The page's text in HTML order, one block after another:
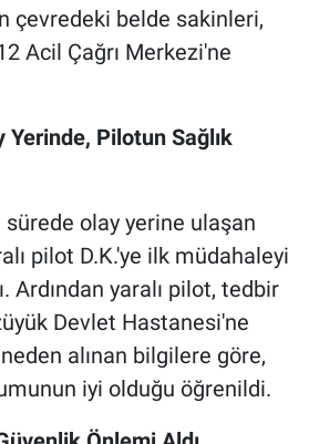
çevredeki belde sakinleri,
Acil Çağrı Merkezi'ne
Pilotun Sağlık
sürede olay yerine ulaşan
pilot D.K.'ye ilk müdahaleyi
Ardından yaralı pilot, tedbir
Devlet Hastanesi'ne
alınan bilgilere göre,
iyi olduğu öğrenildi.